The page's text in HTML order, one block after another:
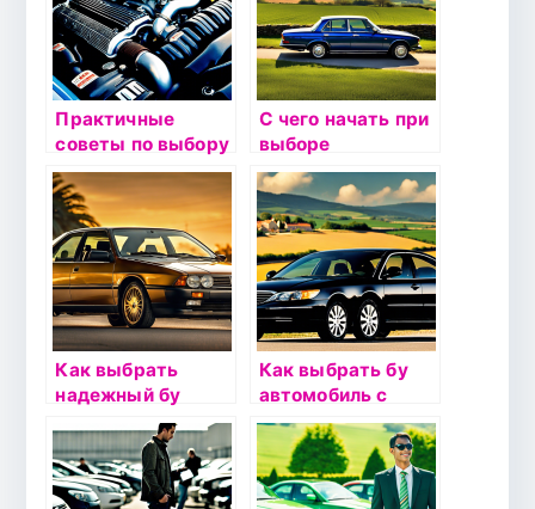
Практичные
советы по выбору
подержанного
авто: что искать
при осмотре
С чего начать при
выборе
подержанного
автомобиля:
пошаговая
инструкция
Как выбрать
надежный бу
автомобиль:
основные
критерии и
проверки
Как выбрать бу
автомобиль с
низким пробегом:
на что обратить
внимание